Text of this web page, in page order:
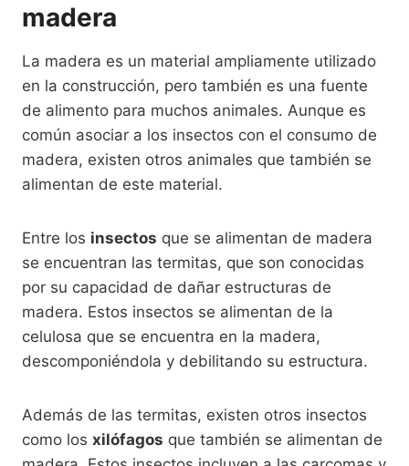
madera
La madera es un material ampliamente utilizado
en la construcción, pero también es una fuente
de alimento para muchos animales. Aunque es
común asociar a los insectos con el consumo de
madera, existen otros animales que también se
alimentan de este material.
Entre los insectos que se alimentan de madera
se encuentran las termitas, que son conocidas
por su capacidad de dañar estructuras de
madera. Estos insectos se alimentan de la
celulosa que se encuentra en la madera,
descomponiéndola y debilitando su estructura.
Además de las termitas, existen otros insectos
como los xilófagos que también se alimentan de